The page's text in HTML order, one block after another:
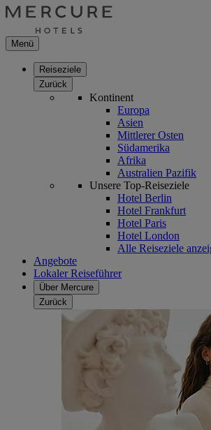
Menü
Reiseziele
Zurück
Kontinent
Europa
Asien
Mittlerer Osten
Südamerika
Afrika
Australien Pazifik
Unsere Top-Reiseziele
Hotel Berlin
Hotel Frankfurt
Hotel Paris
Hotel London
Alle Reiseziele
Angebote
Lokaler Reiseführer
Über Mercure
Zurück